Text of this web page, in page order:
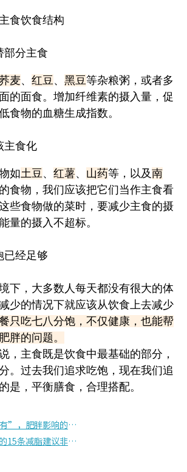
食饮食结构
部分主食
麦、 红豆 、 黑豆等杂粮粥，或者多
的面食。增加纤维素的摄入量，促
食物的血糖生成指数。
主食化
如土豆 、 红薯、 山药等，以及南
食物，我们应该把它们当作主食看
些食物做的菜时，要减少主食的摄
量的摄入不超标。
已经足够
下，大多数人每天都没有很大的体
少的情况下就应该从饮食上去减少
只吃七八分饱，不仅健康，也能帮
胖的问题。
，主食既是饮食中最基础的部分，
。过去我们追求吃饱，现在我们追
是，平衡膳食，合理搭配。
上一篇：“一胖毁所有”，肥胖影响的可不止是你的颜值！
下一篇：燕教授分享的15条减脂建议非常实用且好操作